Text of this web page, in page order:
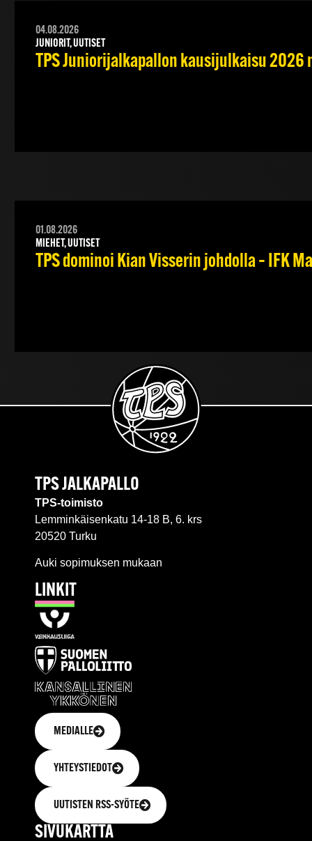
04.08.2026
JUNIORIT, UUTISET
TPS Juniorijalkapallon kausijulkaisu 2026
01.08.2026
MIEHET, UUTISET
TPS dominoi Kian Visserin johdolla – IFK
TPS JALKAPALLO
TPS-toimisto
Lemminkäisenkatu 14-18 B, 6. krs
20520 Turku
Auki sopimuksen mukaan
LINKIT
MEDIALLE
YHTEYSTIEDOT
UUTISTEN RSS-SYÖTE
SIVUKARTTA